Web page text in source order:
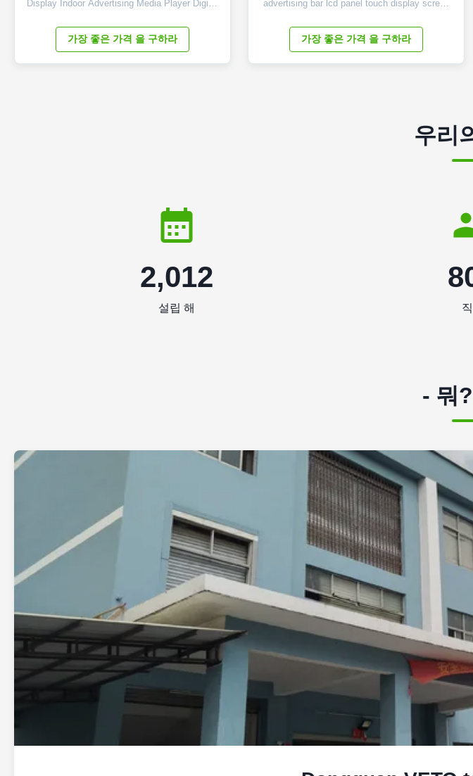
Display Indoor Advertising Media Player Digital
type 23.1 inch LCD screen Installation Wall
mount Display dimension 585.6mm *48.19mm
Display Color 16.7M Backlight LED backlight
Operation system Android ...
가장 좋은 가격 을 구하라
advertising bar lcd panel touch display screen
196.4mm(H*V) Overall Dimension 760 x 258 x
48mm(H*V*T) LCD Type Samsung TFT-LCD
panel Resolution 1920×540 Display Color
16.7M Brightness (nits) 500cd/m2 Contrast
가장 좋은 가격 을 구하라
우리
2,012
설립 해
- 뭐